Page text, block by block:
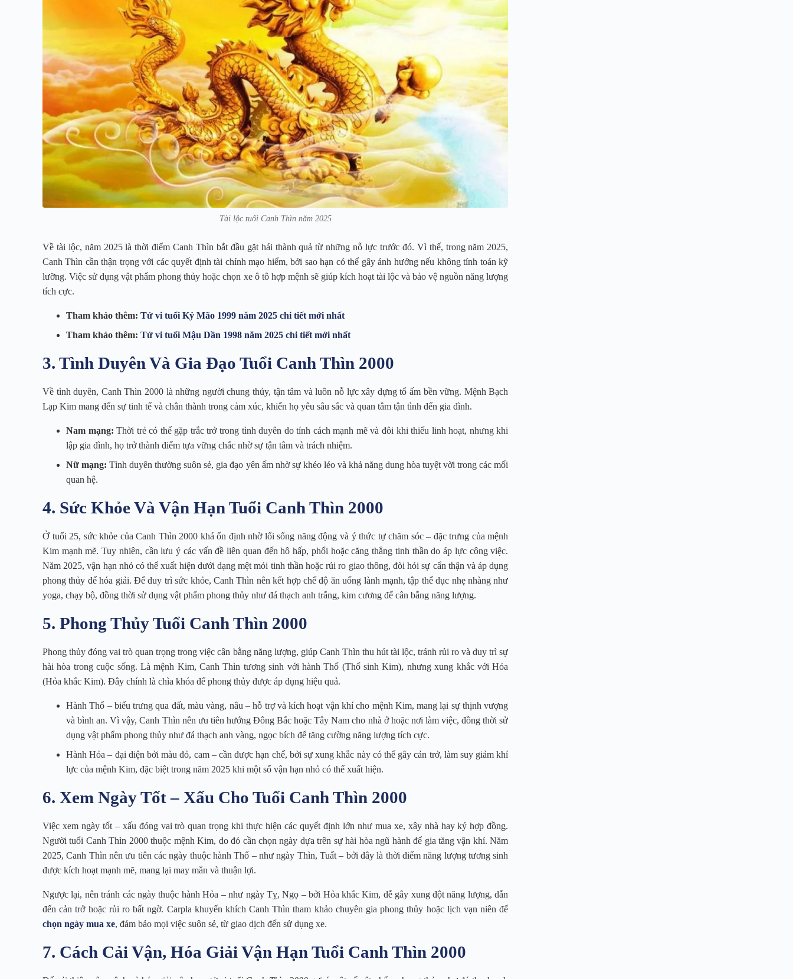
Tài lộc tuổi Canh Thìn năm 2025
Về tài lộc, năm 2025 là thời điểm Canh Thìn bắt đầu gặt hái thành quả từ những nỗ lực trước đó. Vì thế, trong năm 2025,
Canh Thìn cần thận trọng với các quyết định tài chính mạo hiểm, bởi sao hạn có thể gây ảnh hưởng nếu không tính toán kỹ
lưỡng. Việc sử dụng vật phẩm phong thủy hoặc chọn xe ô tô hợp mệnh sẽ giúp kích hoạt tài lộc và bảo vệ nguồn năng lượng
tích cực.
Tham khảo thêm: Tử vi tuổi Kỷ Mão 1999 năm 2025 chi tiết mới nhất
Tham khảo thêm: Tử vi tuổi Mậu Dần 1998 năm 2025 chi tiết mới nhất
3. Tình Duyên Và Gia Đạo Tuổi Canh Thìn 2000
Về tình duyên, Canh Thìn 2000 là những người chung thủy, tận tâm và luôn nỗ lực xây dựng tổ ấm bền vững. Mệnh Bạch
Lạp Kim mang đến sự tinh tế và chân thành trong cảm xúc, khiến họ yêu sâu sắc và quan tâm tận tình đến gia đình.
Nam mạng: Thời trẻ có thể gặp trắc trở trong tình duyên do tính cách mạnh mẽ và đôi khi thiếu linh hoạt, nhưng khi
lập gia đình, họ trở thành điểm tựa vững chắc nhờ sự tận tâm và trách nhiệm.
Nữ mạng: Tình duyên thường suôn sẻ, gia đạo yên ấm nhờ sự khéo léo và khả năng dung hòa tuyệt vời trong các mối
quan hệ.
4. Sức Khỏe Và Vận Hạn Tuổi Canh Thìn 2000
Ở tuổi 25, sức khỏe của Canh Thìn 2000 khá ổn định nhờ lối sống năng động và ý thức tự chăm sóc – đặc trưng của mệnh
Kim mạnh mẽ. Tuy nhiên, cần lưu ý các vấn đề liên quan đến hô hấp, phổi hoặc căng thẳng tinh thần do áp lực công việc.
Năm 2025, vận hạn nhỏ có thể xuất hiện dưới dạng mệt mỏi tinh thần hoặc rủi ro giao thông, đòi hỏi sự cẩn thận và áp dụng
phong thủy để hóa giải. Để duy trì sức khỏe, Canh Thìn nên kết hợp chế độ ăn uống lành mạnh, tập thể dục nhẹ nhàng như
yoga, chạy bộ, đồng thời sử dụng vật phẩm phong thủy như đá thạch anh trắng, kim cương để cân bằng năng lượng.
5. Phong Thủy Tuổi Canh Thìn 2000
Phong thủy đóng vai trò quan trọng trong việc cân bằng năng lượng, giúp Canh Thìn thu hút tài lộc, tránh rủi ro và duy trì sự
hài hòa trong cuộc sống. Là mệnh Kim, Canh Thìn tương sinh với hành Thổ (Thổ sinh Kim), nhưng xung khắc với Hỏa
(Hỏa khắc Kim). Đây chính là chìa khóa để phong thủy được áp dụng hiệu quả.
Hành Thổ – biểu trưng qua đất, màu vàng, nâu – hỗ trợ và kích hoạt vận khí cho mệnh Kim, mang lại sự thịnh vượng
và bình an. Vì vậy, Canh Thìn nên ưu tiên hướng Đông Bắc hoặc Tây Nam cho nhà ở hoặc nơi làm việc, đồng thời sử
dụng vật phẩm phong thủy như đá thạch anh vàng, ngọc bích để tăng cường năng lượng tích cực.
Hành Hỏa – đại diện bởi màu đỏ, cam – cần được hạn chế, bởi sự xung khắc này có thể gây cản trở, làm suy giảm khí
lực của mệnh Kim, đặc biệt trong năm 2025 khi một số vận hạn nhỏ có thể xuất hiện.
6. Xem Ngày Tốt – Xấu Cho Tuổi Canh Thìn 2000
Việc xem ngày tốt – xấu đóng vai trò quan trọng khi thực hiện các quyết định lớn như mua xe, xây nhà hay ký hợp đồng.
Người tuổi Canh Thìn 2000 thuộc mệnh Kim, do đó cần chọn ngày dựa trên sự hài hòa ngũ hành để gia tăng vận khí. Năm
2025, Canh Thìn nên ưu tiên các ngày thuộc hành Thổ – như ngày Thìn, Tuất – bởi đây là thời điểm năng lượng tương sinh
được kích hoạt mạnh mẽ, mang lại may mắn và thuận lợi.
Ngược lại, nên tránh các ngày thuộc hành Hỏa – như ngày Tỵ, Ngọ – bởi Hỏa khắc Kim, dễ gây xung đột năng lượng, dẫn
đến cản trở hoặc rủi ro bất ngờ. Carpla khuyến khích Canh Thìn tham khảo chuyên gia phong thủy hoặc lịch vạn niên để
chọn ngày mua xe, đảm bảo mọi việc suôn sẻ, từ giao dịch đến sử dụng xe.
7. Cách Cải Vận, Hóa Giải Vận Hạn Tuổi Canh Thìn 2000